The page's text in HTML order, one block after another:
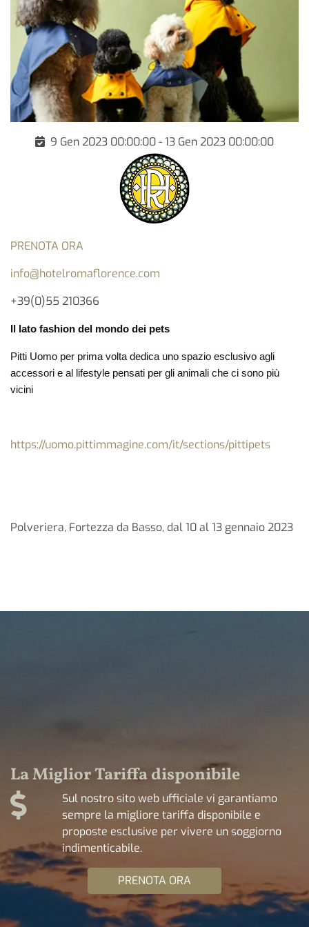
9 Gen 2023 00:00:00 - 13 Gen 2023 00:00:00
PRENOTA ORA
info@hotelromaflorence.com
+39(0)55 210366
Il lato fashion del mondo dei pets
Pitti Uomo per prima volta dedica uno spazio esclusivo agli
accessori e al lifestyle pensati per gli animali che ci sono più
vicini
https://uomo.pittimmagine.com/it/sections/pittipets
Polveriera, Fortezza da Basso, dal 10 al 13 gennaio 2023
La Miglior Tariffa disponibile
Sul nostro sito web ufficiale vi garantiamo
sempre la migliore tariffa disponibile e
proposte esclusive per vivere un soggiorno
indimenticabile.
PRENOTA ORA